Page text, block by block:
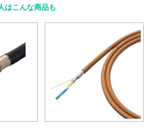
はこんな商品も